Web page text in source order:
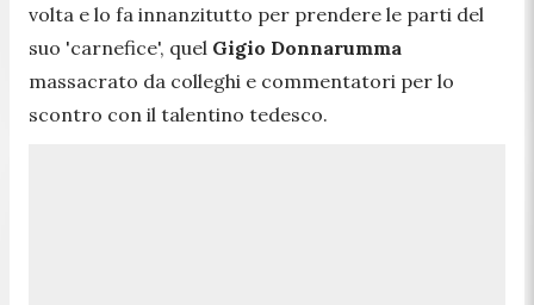
volta e lo fa innanzitutto per prendere le parti del
suo 'carnefice', quel Gigio Donnarumma
massacrato da colleghi e commentatori per lo
scontro con il talentino tedesco.